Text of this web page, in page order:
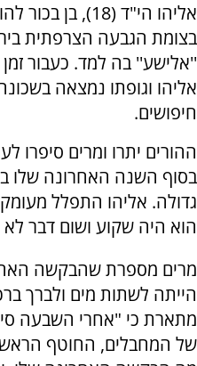
אליהו הי"ד (18),
בצומת הגבעה הצרפתית
''אלישע'' בה למד. כעבור
אליהו וגופתו נמצאה
חיפושים.
בסוף השנה האחרונה שלו
גדולה. אליהו התפלל
הוא היה שקוע ושום דבר לא
מרים מספרת שהבקשה
הייתה לשתות מים ולברך
מתארת כי "אחרי השבעה
של המחבלים, החוטף